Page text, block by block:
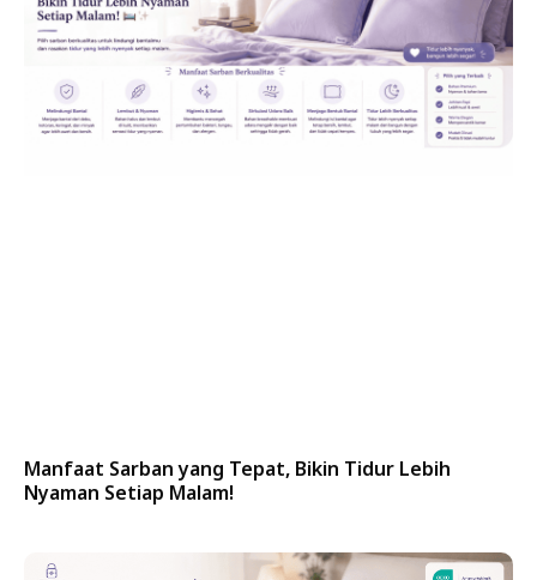
Manfaat Sarban yang Tepat, Bikin Tidur Lebih
Nyaman Setiap Malam!